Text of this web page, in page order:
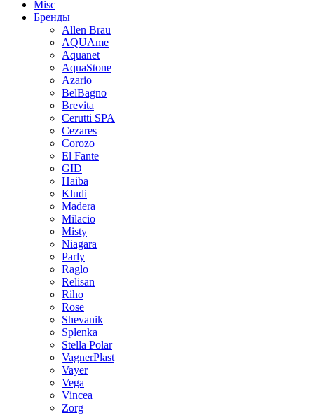
Misc
Бренды
Allen Brau
AQUAme
Aquanet
AquaStone
Azario
BelBagno
Brevita
Cerutti SPA
Cezares
Corozo
El Fante
GID
Haiba
Kludi
Madera
Milacio
Misty
Niagara
Parly
Raglo
Relisan
Riho
Rose
Shevanik
Splenka
Stella Polar
VagnerPlast
Vayer
Vega
Vincea
Zorg